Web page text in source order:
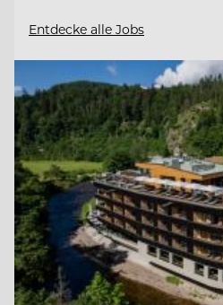
Entdecke alle Jobs